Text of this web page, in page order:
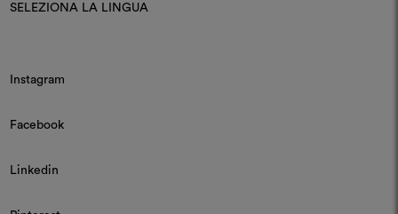
SELEZIONA LA LINGUA
Instagram
Facebook
Linkedin